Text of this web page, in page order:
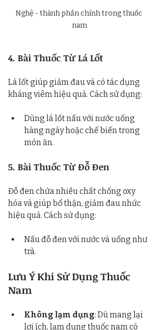
Nghệ - thành phần chính trong thuốc
nam
4. Bài Thuốc Từ Lá Lốt
Lá lốt giúp giảm đau và có tác dụng
kháng viêm hiệu quả. Cách sử dụng:
Dùng lá lốt nấu với nước uống
hàng ngày hoặc chế biến trong
món ăn.
5. Bài Thuốc Từ Đỗ Đen
Đỗ đen chứa nhiều chất chống oxy
hóa và giúp bổ thận, giảm đau nhức
hiệu quả. Cách sử dụng:
Nấu đỗ đen với nước và uống như
trà.
Lưu Ý Khi Sử Dụng Thuốc
Nam
Không lạm dụng: Dù mang lại
lợi ích, lạm dụng thuốc nam có